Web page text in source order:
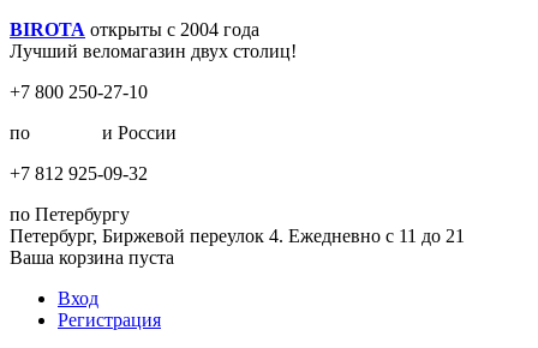
BIROTA открыты с 2004 года
Лучший веломагазин двух столиц!
+7 800 250-27-10
по
и России
+7 812 925-09-32
по Петербургу
Петербург, Биржевой переулок 4. Ежедневно с 11 до 21
Ваша корзина пуста
Вход
Регистрация